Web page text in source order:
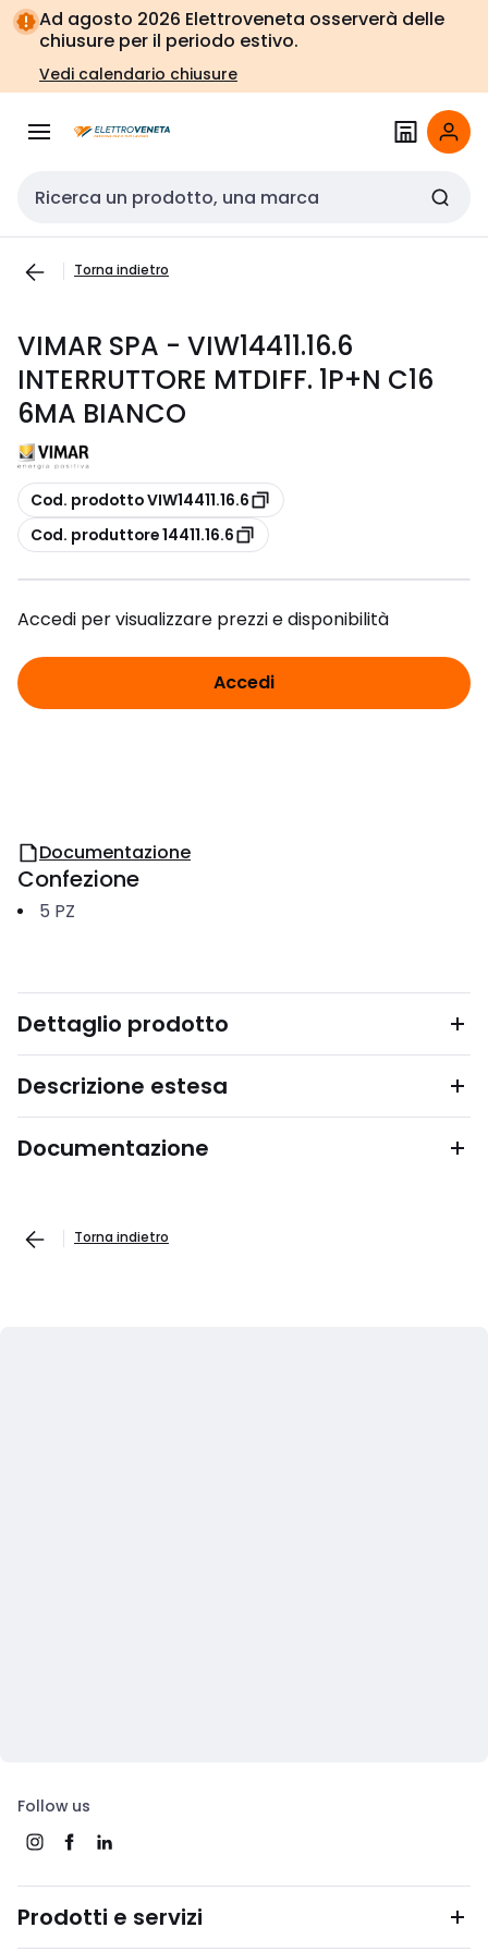
Vai alla
navigazione
Vai
alla
pagina
Ad agosto 2026 Elettroveneta osserverà delle
chiusure per il periodo estivo.
Vedi calendario chiusure
Cerca input
Torna indietro
VIMAR SPA - VIW14411.16.6
INTERRUTTORE MTDIFF. 1P+N C16
6MA BIANCO
copia
Cod. prodotto VIW14411.16.6
copia
Cod. produttore 14411.16.6
Accedi per visualizzare prezzi e disponibilità
Accedi
Documentazione
Confezione
5 PZ
Dettaglio prodotto
Descrizione estesa
Documentazione
Torna indietro
Follow us
Prodotti e servizi